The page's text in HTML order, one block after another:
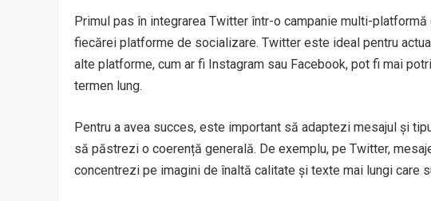
Primul pas în integrarea Twitter într-o campanie multi-
fiecărei platforme de socializare. Twitter este ideal pentru
alte platforme, cum ar fi Instagram sau Facebook, pot fi mai
termen lung.
Pentru a avea succes, este important să adaptezi mesajul și
să păstrezi o coerență generală. De exemplu, pe Twitter,
concentrezi pe imagini de înaltă calitate și texte mai lungi care